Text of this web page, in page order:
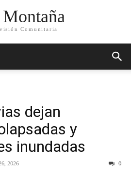
Comunitaria
dejan
y
inundadas
2026 0